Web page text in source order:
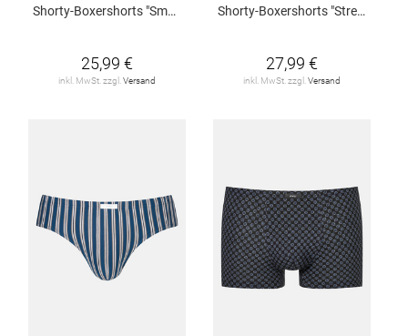
Shorty-Boxershorts "Smart Chains"
25,99 €
inkl. MwSt. zzgl.Versand
Shorty-Boxershorts "Stream Stripes"
27,99 €
inkl. MwSt. zzgl.Versand